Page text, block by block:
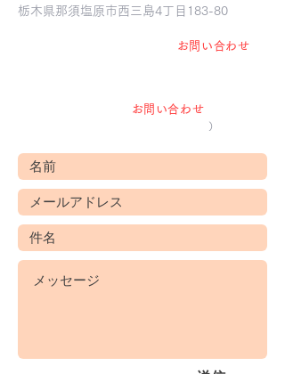
​栃木県那須塩原市西三島4丁目183-80
お問い合わせ
お問い合わせ
）